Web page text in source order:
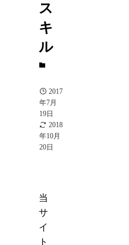
ス
キ
ル
2017
年7月
19日
2018
年10月
20日
当
サ
イ
ト